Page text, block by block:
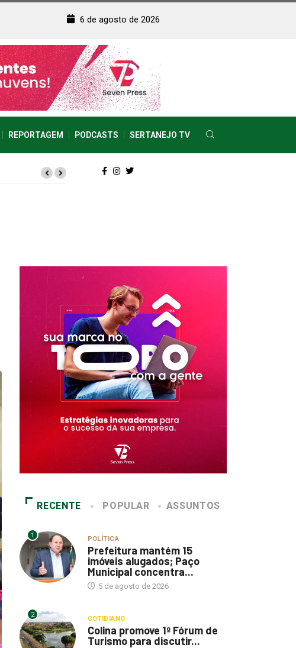
6 de agosto de 2026
REPORTAGEM PODCASTS SERTANEJO TV
RECENTE POPULAR ASSUNTOS
1 POLÍTICA
Prefeitura mantém 15
imóveis alugados; Paço
Municipal concentra...
5 de agosto de 2026
2 COTIDIANO
Colina promove 1º Fórum de
Turismo para discutir...